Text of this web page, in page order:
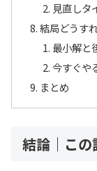
見直しタ
結局どうす
最小解と
今すぐや
まとめ
結論｜この